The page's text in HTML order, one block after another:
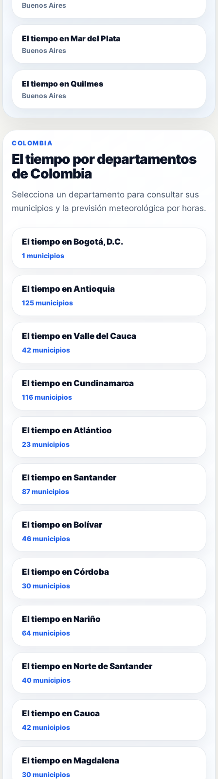
Buenos Aires
El tiempo en Mar del Plata
Buenos Aires
El tiempo en Quilmes
Buenos Aires
COLOMBIA
El tiempo por departamentos
de Colombia
Selecciona un departamento para consultar sus
municipios y la previsión meteorológica por horas.
El tiempo en Bogotá, D.C.
1 municipios
El tiempo en Antioquia
125 municipios
El tiempo en Valle del Cauca
42 municipios
El tiempo en Cundinamarca
116 municipios
El tiempo en Atlántico
23 municipios
El tiempo en Santander
87 municipios
El tiempo en Bolívar
46 municipios
El tiempo en Córdoba
30 municipios
El tiempo en Nariño
64 municipios
El tiempo en Norte de Santander
40 municipios
El tiempo en Cauca
42 municipios
El tiempo en Magdalena
30 municipios